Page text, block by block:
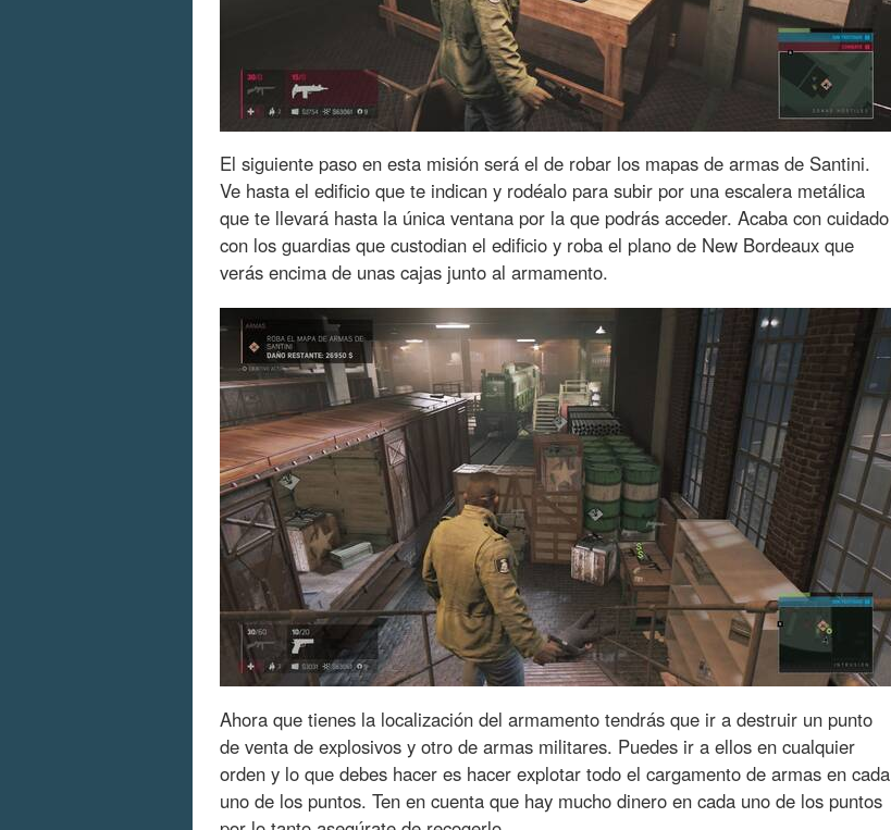
El siguiente paso en esta misión será el de robar los mapas de armas de Santini.
Ve hasta el edificio que te indican y rodéalo para subir por una escalera metálica
que te llevará hasta la única ventana por la que podrás acceder. Acaba con cuidado
con los guardias que custodian el edificio y roba el plano de New Bordeaux que
verás encima de unas cajas junto al armamento.
Ahora que tienes la localización del armamento tendrás que ir a destruir un punto
de venta de explosivos y otro de armas militares. Puedes ir a ellos en cualquier
orden y lo que debes hacer es hacer explotar todo el cargamento de armas en cada
uno de los puntos. Ten en cuenta que hay mucho dinero en cada uno de los puntos